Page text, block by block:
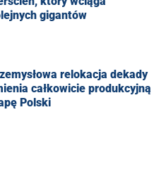
gigantów
relokacja dekady
całkowicie produkcyjną
Polski